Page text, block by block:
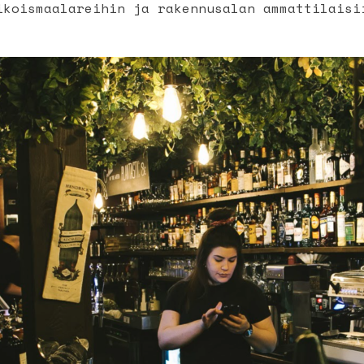
ja rakennusalan